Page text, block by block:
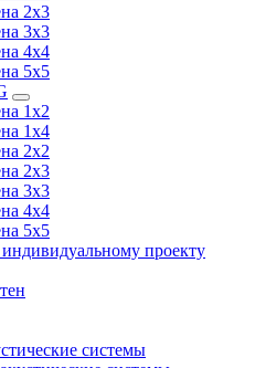
2х3
3x3
4x4
5x5
1x2
1x4
2x2
2x3
3x3
4x4
5x5
проекту
системы